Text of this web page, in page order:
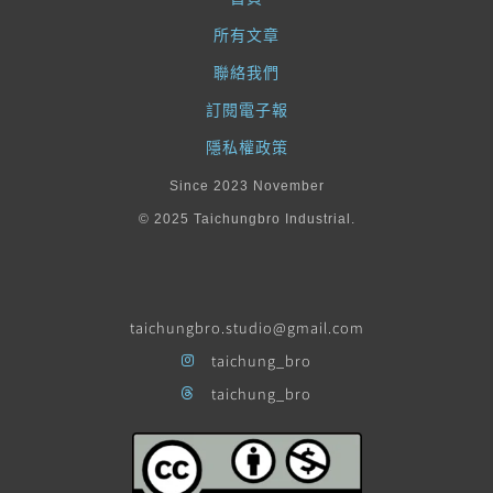
所有文章
聯絡我們
訂閱電子報
隱私權政策
Since 2023 November
© 2025 Taichungbro Industrial.
taichungbro.studio@gmail.com
taichung_bro
taichung_bro